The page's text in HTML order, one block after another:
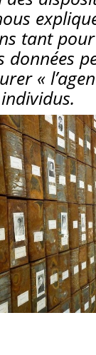
tant
données
«
individus.